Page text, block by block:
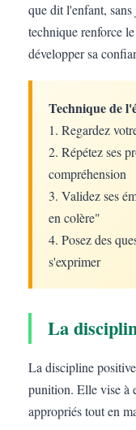
que dit l'enfant,
technique renforce
développer sa
Technique de
1. Regardez
2. Répétez ses
compréhension
3. Validez ses
en colère"
4. Posez des
s'exprimer
La
La discipline
punition. Elle vise à
appropriés tout en